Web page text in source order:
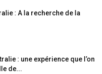
: A la recherche de la
: une expérience que l’on
de...